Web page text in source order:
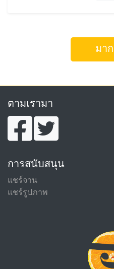
มา
ตามเรามา
การสนับสนุน
แชร์จาน
แชร์รูปภาพ